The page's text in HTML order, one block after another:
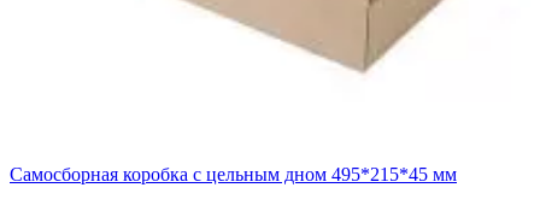
Самосборная коробка с цельным дном 495*215*45 мм